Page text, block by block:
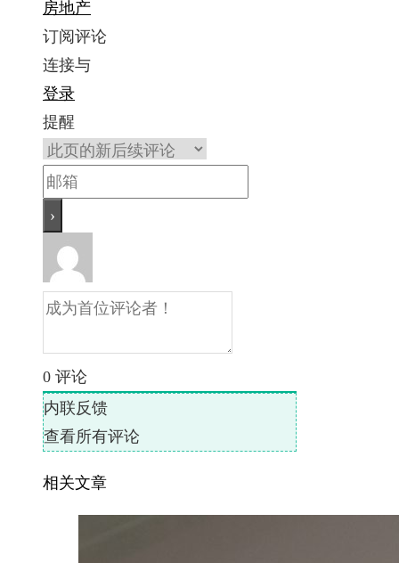
房地产
订阅评论
连接与
登录
提醒
0 评论
内联反馈
查看所有评论
相关文章